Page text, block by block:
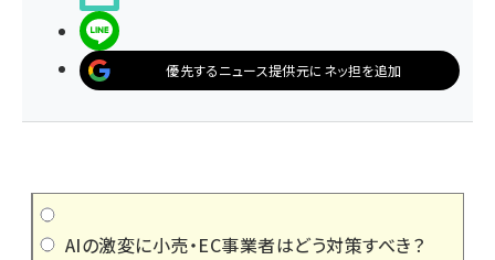
優先するニュース提供元にネッ担を追加
AIの激変に小売・EC事業者はどう対策すべき？